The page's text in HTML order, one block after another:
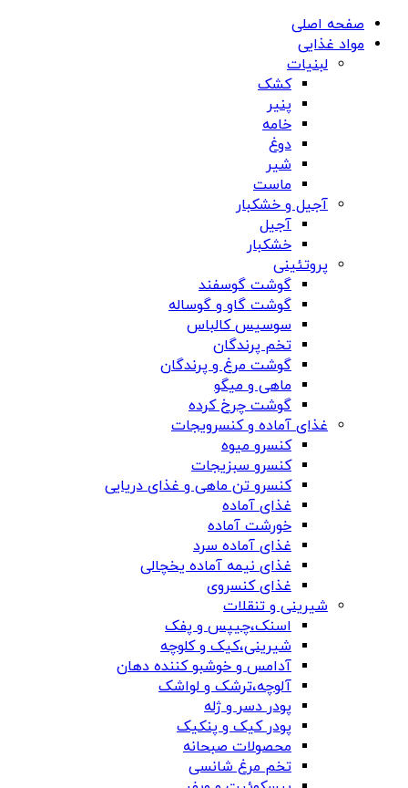
صفحه اصلی
مواد غذایی
لبنیات
کشک
پنیر
خامه
دوغ
شیر
ماست
آجیل و خشکبار
آجیل
خشکبار
پروتئینی
گوشت گوسفند
گوشت گاو و گوساله
سوسیس کالباس
تخم پرندگان
گوشت مرغ و پرندگان
ماهی و میگو
گوشت چرخ کرده
غذای آماده و کنسرویجات
کنسرو میوه
کنسرو سبزیجات
کنسرو تن ماهی و غذای دریایی
غذای آماده
خورشت آماده
غذای آماده سرد
غذای نیمه آماده یخچالی
غذای کنسروی
شیرینی و تنقلات
اسنک،چیپس و پفک
شیرینی،کیک و کلوچه
آدامس و خوشبو کننده دهان
آلوچه،ترشک و لواشک
پودر دسر و ژله
پودر کیک و پنکیک
محصولات صبحانه
تخم مرغ شانسی